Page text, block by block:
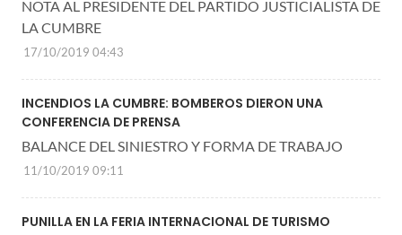
NOTA AL PRESIDENTE DEL PARTIDO JUSTICIALISTA DE
LA CUMBRE
17/10/2019 04:43
INCENDIOS LA CUMBRE: BOMBEROS DIERON UNA
CONFERENCIA DE PRENSA
BALANCE DEL SINIESTRO Y FORMA DE TRABAJO
11/10/2019 09:11
PUNILLA EN LA FERIA INTERNACIONAL DE TURISMO